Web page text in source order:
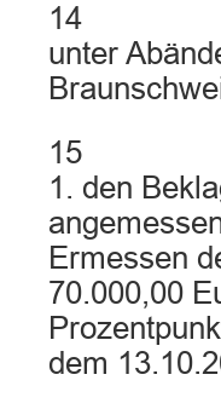
14
unter
15
1. den
Ermessen
70.000,00
dem